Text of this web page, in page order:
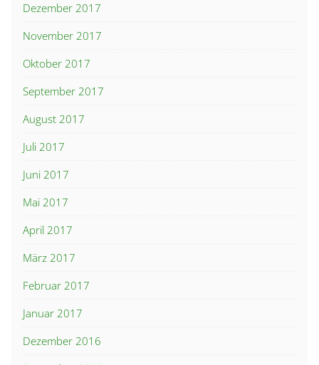
Dezember 2017
November 2017
Oktober 2017
September 2017
August 2017
Juli 2017
Juni 2017
Mai 2017
April 2017
März 2017
Februar 2017
Januar 2017
Dezember 2016